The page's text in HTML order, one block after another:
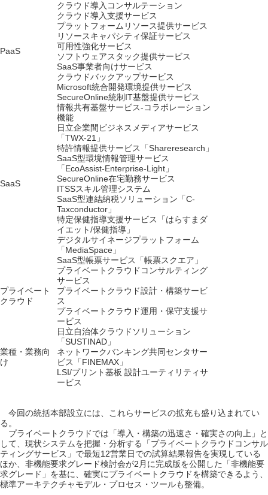
PaaS
クラウド導入コンサルテーション
クラウド導入支援サービス
プラットフォームリソース提供サービス
リソースキャパシティ保証サービス
可用性強化サービス
ソフトウェアスタック提供サービス
SaaS事業者向けサービス
クラウドバックアップサービス
Microsoft統合開発環境提供サービス
SecureOnline統制IT基盤提供サービス
SaaS
情報共有基盤サービス-コラボレーション
機能
日立企業間ビジネスメディアサービス
「TWX-21」
特許情報提供サービス「Shareresearch」
SaaS型環境情報管理サービス
「EcoAssist-Enterprise-Light」
SecureOnline在宅勤務サービス
ITSSスキル管理システム
SaaS型連結納税ソリューション「C-
Taxconductor」
特定保健指導支援サービス「はらすまダ
イエット/保健指導」
デジタルサイネージプラットフォーム
「MediaSpace」
SaaS型帳票サービス「帳票スクエア」
プライベート
クラウド
プライベートクラウドコンサルティング
サービス
プライベートクラウド設計・構築サービ
ス
プライベートクラウド運用・保守支援サ
ービス
業種・業務向
け
日立自治体クラウドソリューション
「SUSTINAD」
ネットワークバンキング共同センタサー
ビス「FINEMAX」
LSI/プリント基板 設計ユーティリティサ
ービス
今回の統括本部設立には、これらサービスの拡充も盛り込まれてい
る。
プライベートクラウドでは「導入・構築の迅速さ・確実さの向上」と
して、現状システムを把握・分析する「プライベートクラウドコンサル
ティングサービス」で最短12営業日での試算結果報告を実現している
ほか、非機能要求グレード検討会が2月に完成版を公開した「非機能要
求グレード」を基に、確実にプライベートクラウドを構築できるよう、
標準アーキテクチャモデル・プロセス・ツールも整備。